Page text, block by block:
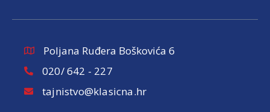
Poljana Ruđera Boškovića 6
020/ 642 - 227
tajnistvo@klasicna.hr